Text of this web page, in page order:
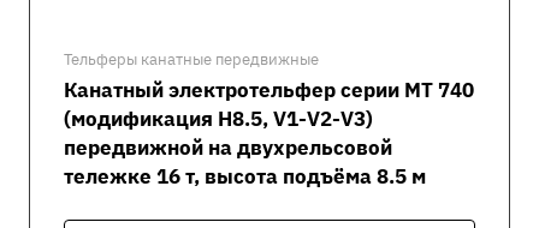
Тельферы канатные передвижные
Канатный электротельфер серии MT 740
(модификация H8.5, V1-V2-V3)
передвижной на двухрельсовой
тележке 16 т, высота подъёма 8.5 м